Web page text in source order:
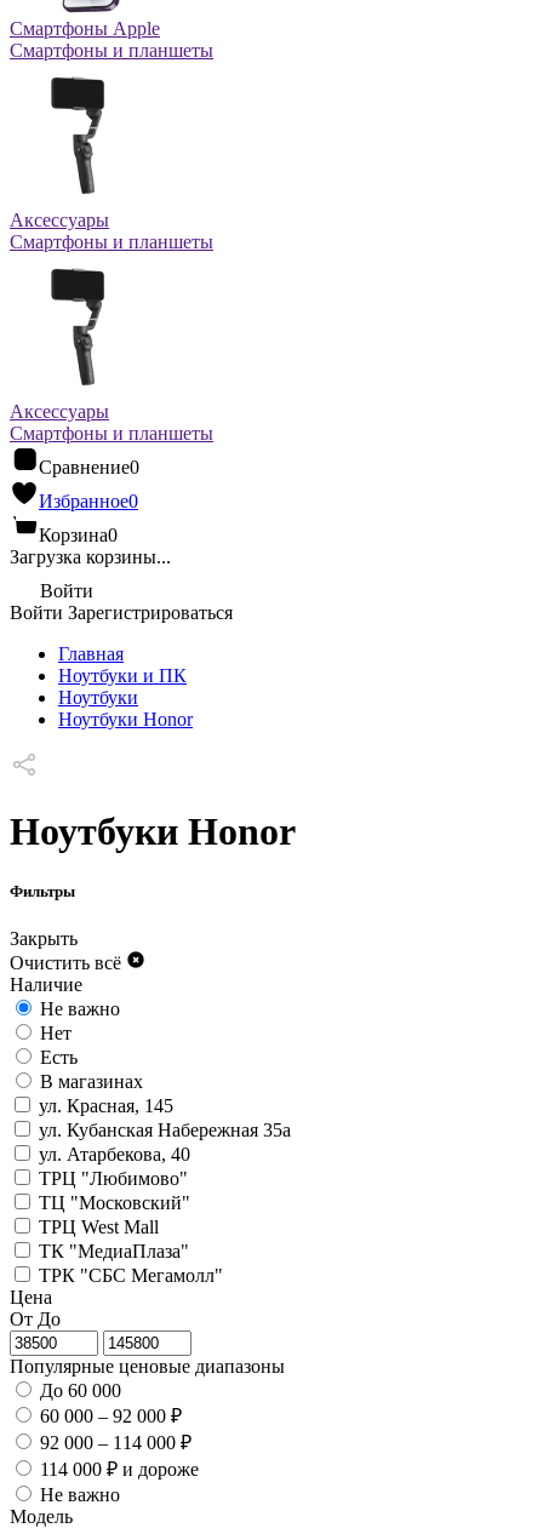
Смартфоны Apple
Смартфоны и планшеты
Аксессуары
Смартфоны и планшеты
Аксессуары
Смартфоны и планшеты
Сравнение0
Избранное0
Корзина0
Загрузка корзины...
Войти
Войти Зарегистрироваться
Главная
Ноутбуки и ПК
Ноутбуки
Ноутбуки Honor
Ноутбуки Honor
Фильтры
Закрыть
Очистить всё
Наличие
Не важно
Нет
Есть
В магазинах
ул. Красная, 145
ул. Кубанская Набережная 35а
ул. Атарбекова, 40
ТРЦ "Любимово"
ТЦ "Московский"
ТРЦ West Mall
ТК "МедиаПлаза"
ТРК "СБС Мегамолл"
Цена
От До
Популярные ценовые диапазоны
До 60 000
60 000 – 92 000 ₽
92 000 – 114 000 ₽
114 000 ₽ и дороже
Не важно
Модель